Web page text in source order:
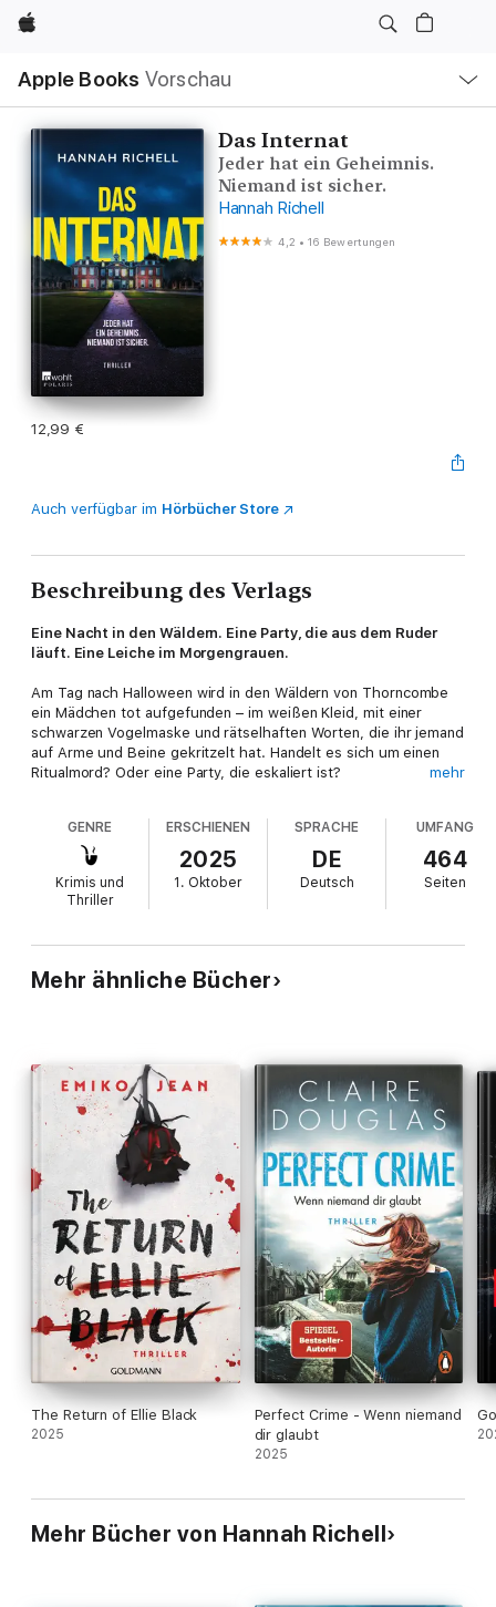
Apple
Apple Books Vorschau
Navigation
Menü
öffnen
Das Internat
Jeder hat ein Geheimnis.
Niemand ist sicher.
Hannah Richell
4,2 •16 Bewertungen
12,99 €
Auch verfügbar im Hörbücher Store
Beschreibung des Verlags
Eine Nacht in den Wäldern. Eine Party, die aus dem Ruder
läuft. Eine Leiche im Morgengrauen.
Am Tag nach Halloween wird in den Wäldern von Thorncombe
ein Mädchen tot aufgefunden – im weißen Kleid, mit einer
schwarzen Vogelmaske und rätselhaften Worten, die ihr jemand
auf Arme und Beine gekritzelt hat. Handelt es sich um einen
Ritualmord? Oder eine Party, die eskaliert ist?
kommt ihm der Fall gefährlich nahe: Das Opfer ist eine
Schülerin des städtischen Privatinternats, das auch seine
Tochter besucht und an dem seine Ex-Frau Vertrauenslehrerin
ist. Je weiter die Ermittlungen voranschreiten, desto mehr
gerät auch die Familie Chase in Gefahr. Befindet sich der Täter
mehr
GENRE
Krimis und
Thriller
ERSCHIENEN
2025
1. Oktober
SPRACHE
DE
Deutsch
UMFANG
464
Seiten
Mehr ähnliche Bücher
The Return of Ellie Black
2025
Perfect Crime - Wenn niemand
dir glaubt
2025
Mehr Bücher von Hannah Richell